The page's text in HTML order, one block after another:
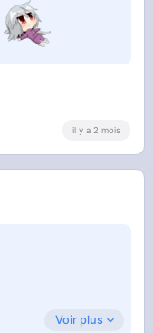
il y a 2 mois
Voir plus